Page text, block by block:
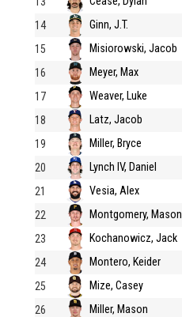
14 Ginn, J.T.
15 Misiorowski, Jacob
16 Meyer, Max
17 Weaver, Luke
18 Latz, Jacob
19 Miller, Bryce
20 Lynch IV, Daniel
21 Vesia, Alex
22 Montgomery, Mason
23 Kochanowicz, Jack
24 Montero, Keider
25 Mize, Casey
26 Miller, Mason